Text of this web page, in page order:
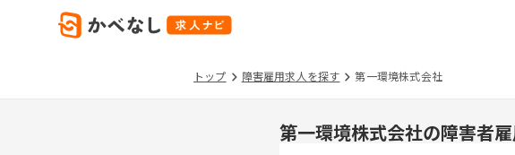
トップ 障害雇用求人を探す 第一環境株式会社
第一環境株式会社の障害者